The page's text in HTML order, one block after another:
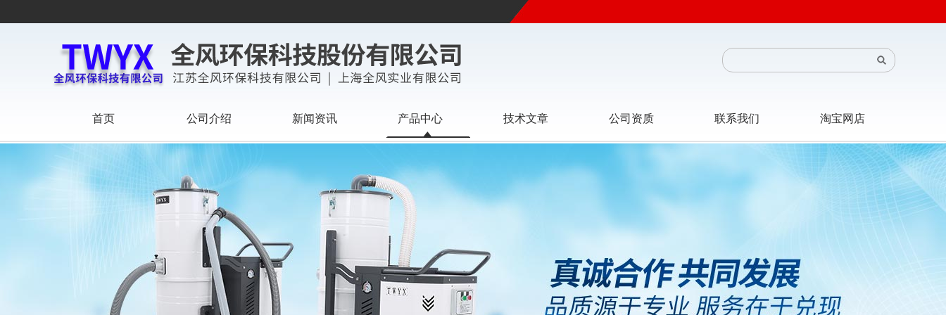
首页 公司介绍 新闻资讯 产品中心 技术文章 公司资质 联系我们 淘宝网店